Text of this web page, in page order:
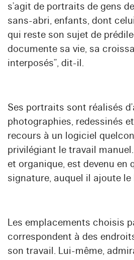
s’agit de portraits de gens
sans-abri, enfants, dont
qui reste son sujet de
documente sa vie, sa
interposés”, dit-il.
Ses portraits sont réalisés
photographies, redessinés
recours à un logiciel
privilégiant le travail
et organique, est devenu en
signature, auquel il ajoute le
Les emplacements choisis
correspondent à des
son travail. Lui-même,